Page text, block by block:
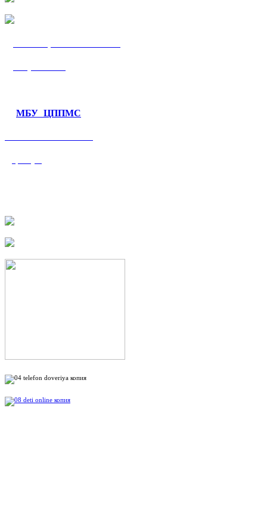
МБУ ЦППМС